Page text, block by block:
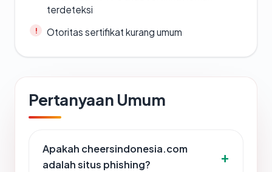
terdeteksi
Otoritas sertifikat kurang umum
Pertanyaan Umum
Apakah cheersindonesia.com
adalah situs phishing?